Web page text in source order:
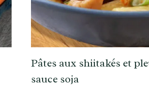
Pâtes aux shiitakés et
sauce soja